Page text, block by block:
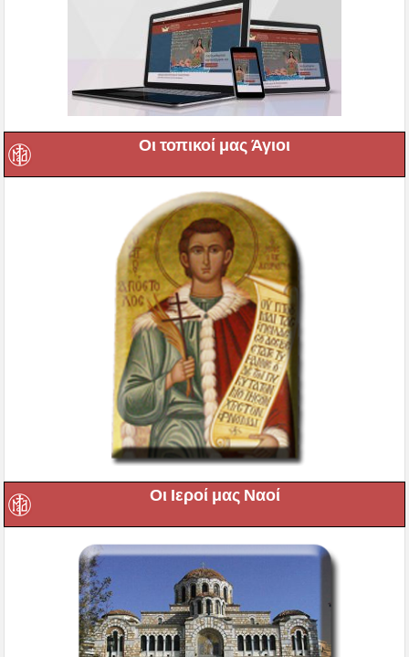
Οι τοπικοί μας Άγιοι
Οι Ιεροί μας Ναοί